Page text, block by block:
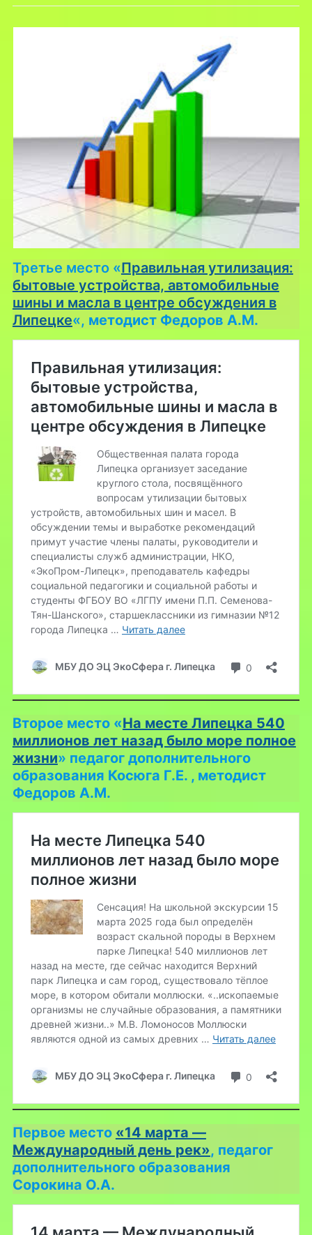
Третье место «Правильная утилизация:
бытовые устройства, автомобильные
шины и масла в центре обсуждения в
Липецке«, методист Федоров А.М.
Второе место «На месте Липецка 540
миллионов лет назад было море полное
жизни» педагог дополнительного
образования Косюга Г.Е. , методист
Федоров А.М.
Первое место «14 марта —
Международный день рек», педагог
дополнительного образования
Сорокина О.А.